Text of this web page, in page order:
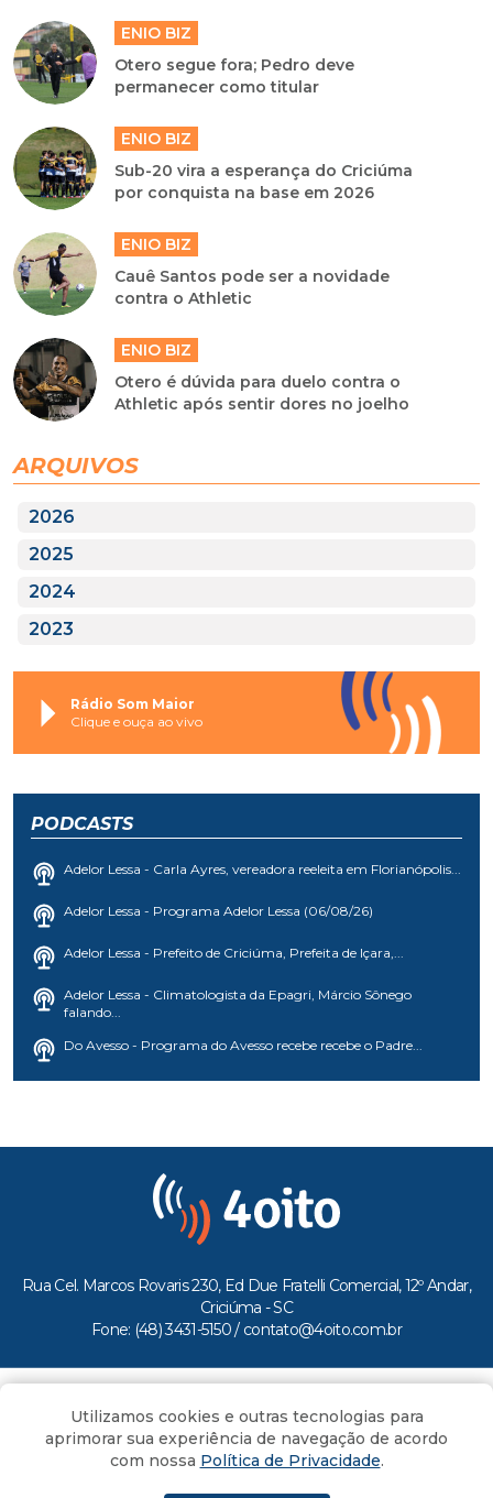
ENIO BIZ
Otero segue fora; Pedro deve
permanecer como titular
ENIO BIZ
Sub-20 vira a esperança do Criciúma
por conquista na base em 2026
ENIO BIZ
Cauê Santos pode ser a novidade
contra o Athletic
ENIO BIZ
Otero é dúvida para duelo contra o
Athletic após sentir dores no joelho
ARQUIVOS
2026
2025
2024
2023
Rádio Som Maior
Clique e ouça ao vivo
PODCASTS
Adelor Lessa - Carla Ayres, vereadora reeleita em Florianópolis...
Adelor Lessa - Programa Adelor Lessa (06/08/26)
Adelor Lessa - Prefeito de Criciúma, Prefeita de Içara,...
Adelor Lessa - Climatologista da Epagri, Márcio Sônego
falando...
Do Avesso - Programa do Avesso recebe recebe o Padre...
Rua Cel. Marcos Rovaris 230, Ed Due Fratelli Comercial, 12º Andar,
Criciúma - SC
Fone: (48) 3431-5150 / contato@4oito.com.br
Todos os direitos reservados ao Portal 4oito
Utilizamos cookies e outras tecnologias para
aprimorar sua experiência de navegação de acordo
com nossa Política de Privacidade.